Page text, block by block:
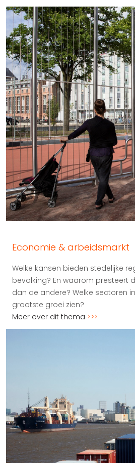
Economie & arbeidsmarkt
Welke kansen bieden stedelijke
bevolking? En waarom presteert
dan de andere? Welke sectoren
grootste groei zien?
Meer over dit thema >>>